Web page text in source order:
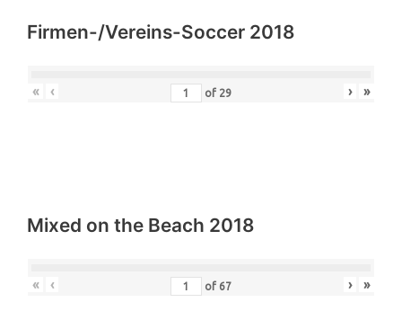
Firmen-/Vereins-Soccer 2018
« ‹ of 29 › »
Mixed on the Beach 2018
« ‹ of 67 › »